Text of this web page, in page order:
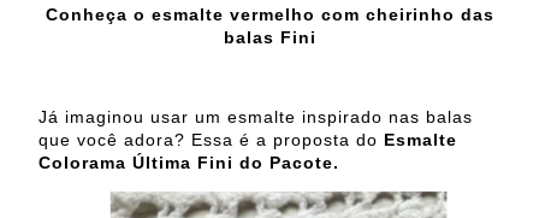
Conheça o esmalte vermelho com cheirinho das
balas Fini
Já imaginou usar um esmalte inspirado nas balas
que você adora? Essa é a proposta do Esmalte
Colorama Última Fini do Pacote.